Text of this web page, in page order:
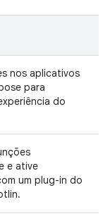
nos aplicativos
para
do
e ative
um plug-in do